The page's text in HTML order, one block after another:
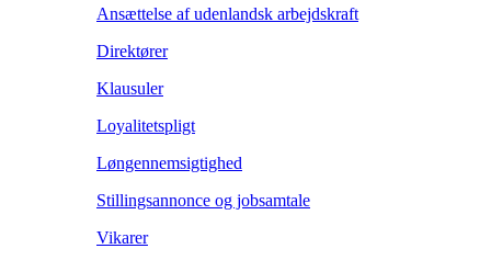
Ansættelse af udenlandsk arbejdskraft
Direktører
Klausuler
Loyalitetspligt
Løngennemsigtighed
Stillingsannonce og jobsamtale
Vikarer